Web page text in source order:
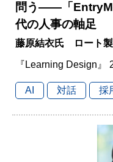
問う――「
代の人事の軸足
藤原結衣氏 ロート
『Learning Design』
AI 対話 採